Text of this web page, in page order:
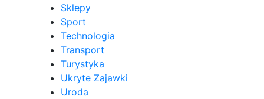
Sklepy
Sport
Technologia
Transport
Turystyka
Ukryte Zajawki
Uroda